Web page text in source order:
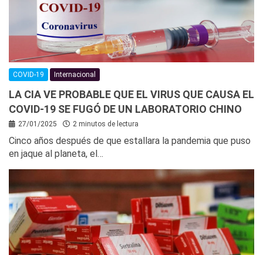
COVID-19 Internacional
LA CIA VE PROBABLE QUE EL VIRUS QUE CAUSA EL
COVID-19 SE FUGÓ DE UN LABORATORIO CHINO
27/01/2025 2 minutos de lectura
Cinco años después de que estallara la pandemia que puso
en jaque al planeta, el…